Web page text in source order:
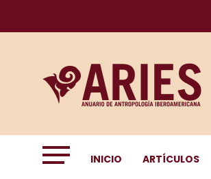
INICIO ARTÍCULOS